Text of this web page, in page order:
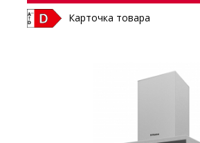
Карточка товара